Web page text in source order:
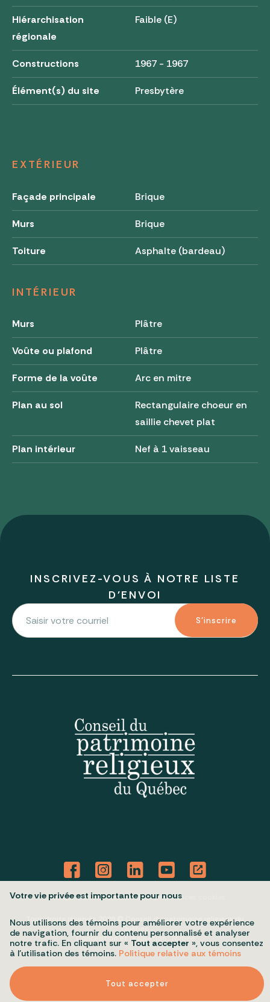
Hiérarchisation
régionale
Faible (E)
Constructions 1967 - 1967
Élément(s) du site Presbytère
EXTÉRIEUR
Façade principale Brique
Murs Brique
Toiture Asphalte (bardeau)
INTÉRIEUR
Murs Plâtre
Voûte ou plafond Plâtre
Forme de la voûte Arc en mitre
Plan au sol
Rectangulaire choeur en
saillie chevet plat
Plan intérieur Nef à 1 vaisseau
INSCRIVEZ-VOUS À NOTRE LISTE
D'ENVOI
S'inscrire
Politique de confidentialité Mes préférences cookies
Tous droits réservés 2026 © Conseil du patrimoine religieux du
Québec
Conception et réalisation :Nubee
Votre vie privée est importante pour nous
Nous utilisons des témoins pour améliorer votre expérience
de navigation, fournir du contenu personnalisé et analyser
notre trafic. En cliquant sur « Tout accepter », vous consentez
à l’utilisation des témoins. Politique relative aux témoins
Tout accepter